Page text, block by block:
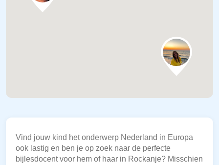
Vind jouw kind het onderwerp Nederland in Europa
ook lastig en ben je op zoek naar de perfecte
bijlesdocent voor hem of haar in Rockanje? Misschien